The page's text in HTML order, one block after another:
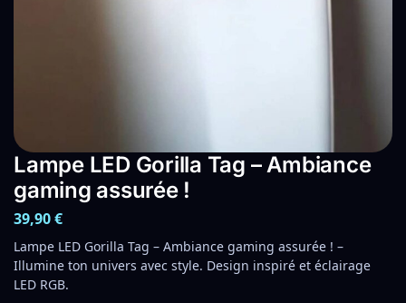
Lampe LED Gorilla Tag – Ambiance
gaming assurée !
39,90€
Lampe LED Gorilla Tag – Ambiance gaming assurée ! –
Illumine ton univers avec style. Design inspiré et éclairage
LED RGB.